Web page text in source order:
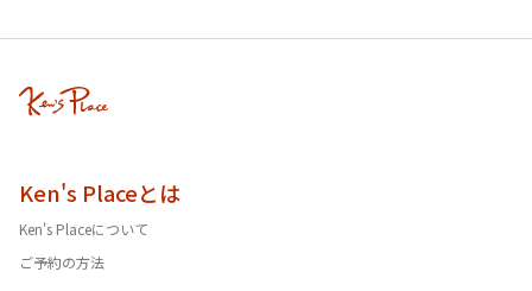
Ken's Placeとは
Ken's Placeについて
ご予約の方法